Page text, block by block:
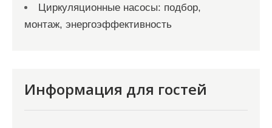
Циркуляционные насосы: подбор,
монтаж, энергоэффективность
Информация для гостей